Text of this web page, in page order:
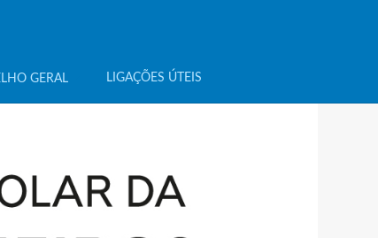
GERAL LIGAÇÕES ÚTEIS